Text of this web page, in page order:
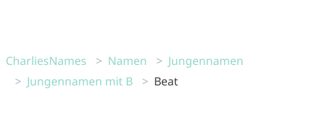
CharliesNames Namen
Jungennamen
Jungennamen mit B
Beat